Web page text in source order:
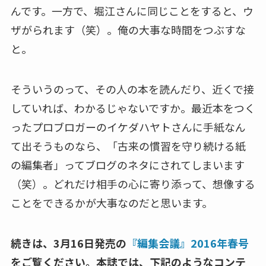
んです。一方で、堀江さんに同じことをすると、ウ
ザがられます（笑）。俺の大事な時間をつぶすな
と。
そういうのって、その人の本を読んだり、近くで接
していれば、わかるじゃないですか。最近本をつく
ったプロブロガーのイケダハヤトさんに手紙なん
て出そうものなら、「古来の慣習を守り続ける紙
の編集者」ってブログのネタにされてしまいます
（笑）。どれだけ相手の心に寄り添って、想像する
ことをできるかが大事なのだと思います。
続きは、3月16日発売の 『編集会議』2016年春号
をご覧ください。本誌では、下記のようなコンテ